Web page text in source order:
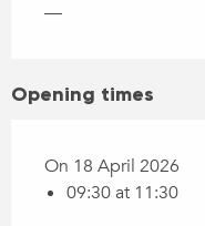
—
Opening times
On 18 April 2026
09:30 at 11:30